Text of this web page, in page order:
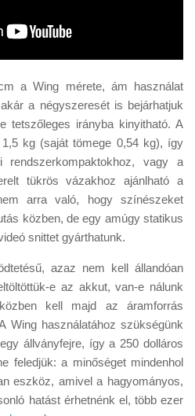
a Wing mérete, ám használat
a négyszeresét is bejárhatjuk
tetszőleges irányba kinyitható. A
kg (saját tömege 0,54 kg), így
vagy a
tükrös vázakhoz ajánlható a
arra való, hogy színészeket
közben, de egy amúgy statikus
snittet gyárthatunk.
azaz nem kell állandóan
e az akkut, van-e nálunk
kell majd az áramforrás
Wing használatához szükségünk
állványfejre, így a 250 dolláros
feledjük: a minőséget mindenhol
eszköz, amivel a hagyományos,
hatást érhetnénk el, több ezer